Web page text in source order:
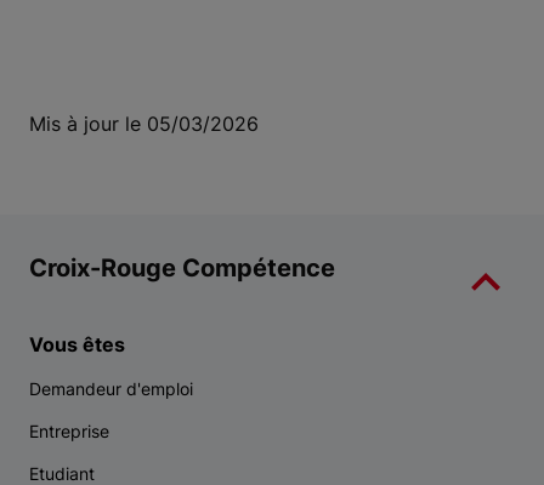
Mis à jour le 05/03/2026
Croix-Rouge Compétence
Vous êtes
Demandeur d'emploi
Entreprise
Etudiant